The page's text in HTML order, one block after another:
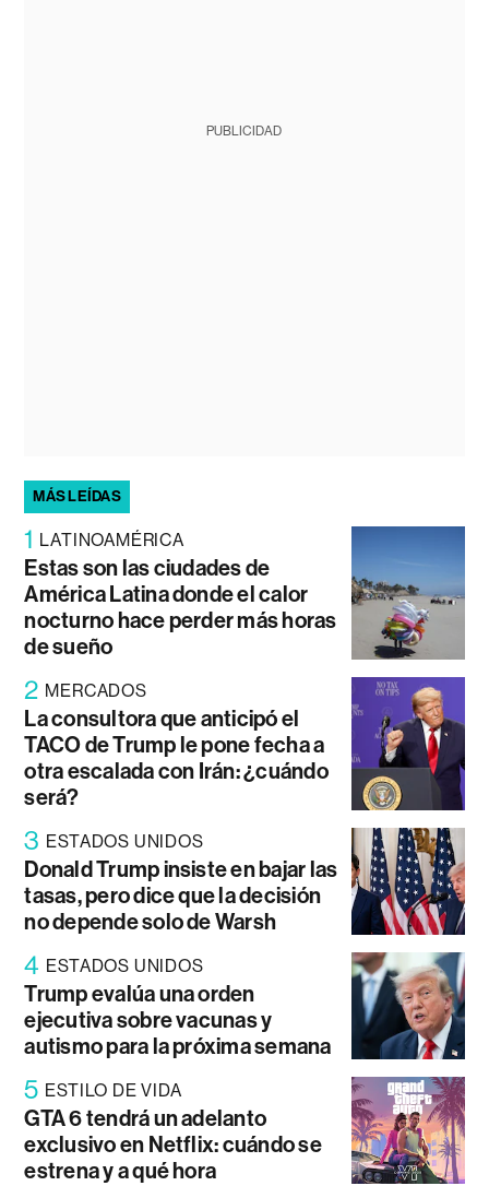
PUBLICIDAD
MÁS LEÍDAS
1 LATINOAMÉRICA
Estas son las ciudades de
América Latina donde el calor
nocturno hace perder más horas
de sueño
2 MERCADOS
La consultora que anticipó el
TACO de Trump le pone fecha a
otra escalada con Irán: ¿cuándo
será?
3 ESTADOS UNIDOS
Donald Trump insiste en bajar las
tasas, pero dice que la decisión
no depende solo de Warsh
4 ESTADOS UNIDOS
Trump evalúa una orden
ejecutiva sobre vacunas y
autismo para la próxima semana
5 ESTILO DE VIDA
GTA 6 tendrá un adelanto
exclusivo en Netflix: cuándo se
estrena y a qué hora